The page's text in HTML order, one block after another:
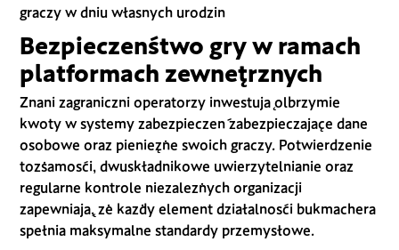
graczy w dniu własnych urodzin
Bezpieczeństwo gry w ramach
platformach zewnętrznych
Znani zagraniczni operatorzy inwestują olbrzymie
kwoty w systemy zabezpieczeń zabezpieczające dane
osobowe oraz pieniężne swoich graczy. Potwierdzenie
tożsamości, dwuskładnikowe uwierzytelnianie oraz
regularne kontrole niezależnych organizacji
zapewniają, że każdy element działalności bukmachera
spełnia maksymalne standardy przemysłowe.